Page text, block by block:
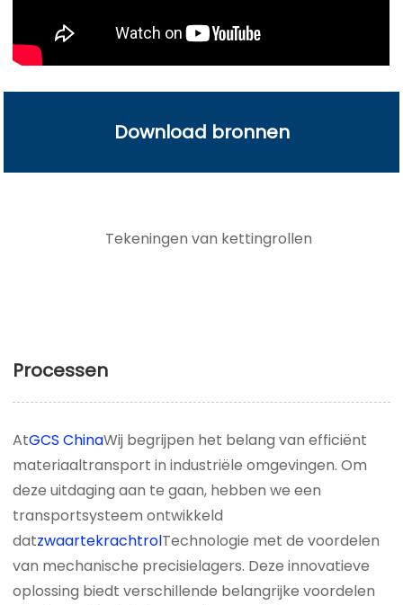
Download bronnen
Tekeningen van kettingrollen
Processen
AtGCS ChinaWij begrijpen het belang van efficiënt
materiaaltransport in industriële omgevingen. Om
deze uitdaging aan te gaan, hebben we een
transportsysteem ontwikkeld
datzwaartekrachtrolTechnologie met de voordelen
van mechanische precisielagers. Deze innovatieve
oplossing biedt verschillende belangrijke voordelen